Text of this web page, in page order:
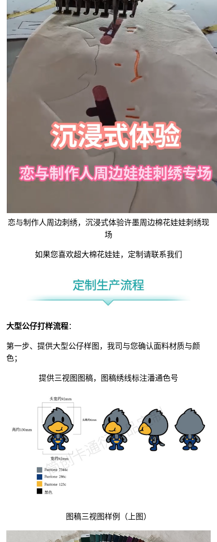
恋与制作人周边刺绣，沉浸式体验许墨周边棉花娃娃刺绣现
场
如果您喜欢超大棉花娃娃，定制请联系我们
大型公仔打样流程：
第一步、提供大型公仔样图，我司与您确认面料材质与颜
色；
提供三视图图稿，图稿绣线标注潘通色号
图稿三视图样例（上图）